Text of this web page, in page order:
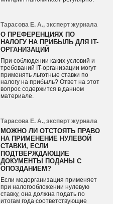
Тарасова Е. А., эксперт журнала
О ПРЕФЕРЕНЦИЯХ ПО
НАЛОГУ НА ПРИБЫЛЬ ДЛЯ IT-
ОРГАНИЗАЦИЙ
При соблюдении каких условий и
требований IT-организации могут
применять льготные ставки по
налогу на прибыль? Ответ на этот
вопрос содержится в данном
материале.
Тарасова Е. А., эксперт журнала
МОЖНО ЛИ ОТСТОЯТЬ ПРАВО
НА ПРИМЕНЕНИЕ НУЛЕВОЙ
СТАВКИ, ЕСЛИ
ПОДТВЕРЖДАЮЩИЕ
ДОКУМЕНТЫ ПОДАНЫ С
ОПОЗДАНИЕМ?
Если медорганизация применяет
при налогообложении нулевую
ставку, она должна подать по
итогам года соответствующие